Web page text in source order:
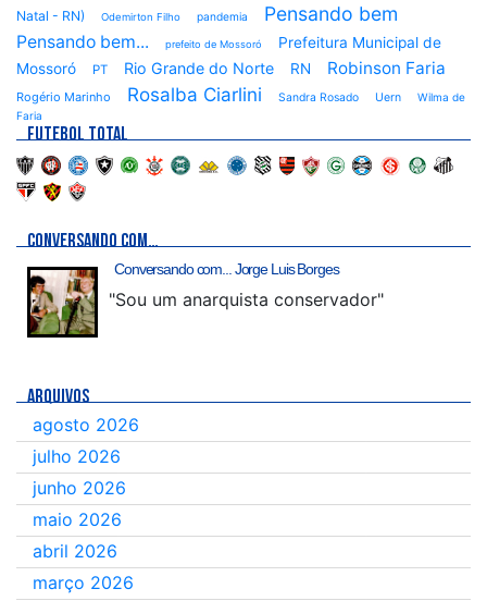
Natal - RN) Odemirton Filho pandemia Pensando bem
Pensando bem... prefeito de Mossoró
Prefeitura Municipal de
Mossoró
PT Rio Grande do Norte RN Robinson Faria
Rogério Marinho Rosalba Ciarlini Sandra Rosado Uern
Wilma de
Faria
FUTEBOL TOTAL
CONVERSANDO COM…
Conversando com... Jorge Luis Borges
"Sou um anarquista conservador"
ARQUIVOS
agosto 2026
julho 2026
junho 2026
maio 2026
abril 2026
março 2026